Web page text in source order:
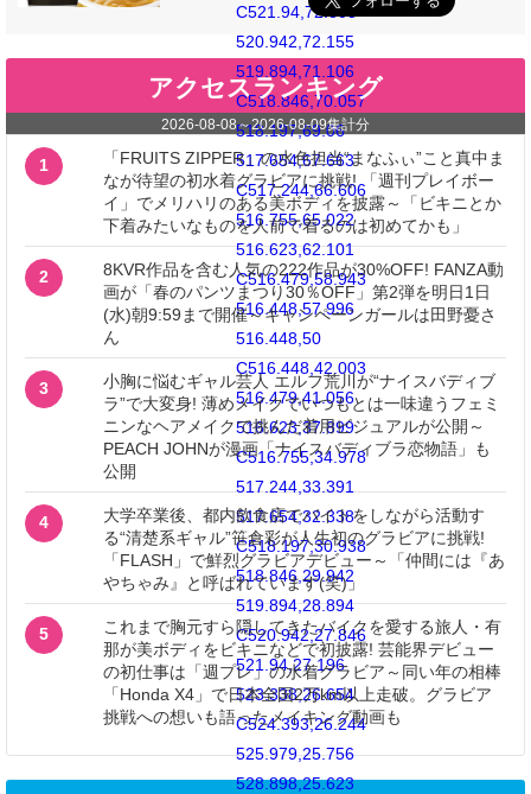
C521.94,72.803
520.942,72.155
519.894,71.106
C518.846,70.057
518.197,69.06
517.654,67.663
C517.244,66.606
516.755,65.022
516.623,62.101
C516.479,58.943
516.448,57.996
516.448,50
C516.448,42.003
516.479,41.056
516.623,37.899
C516.755,34.978
517.244,33.391
517.654,32.338
C518.197,30.938
518.846,29.942
519.894,28.894
C520.942,27.846
521.94,27.196
523.338,26.654
C524.393,26.244
525.979,25.756
528.898,25.623
アクセスランキング
2026-08-08～2026-08-09集計分
1
「FRUITS ZIPPER」の水色担当“まなふぃ”こと真中ま
なが待望の初水着グラビアに挑戦! 「週刊プレイボー
イ」でメリハリのある美ボディを披露～「ビキニとか
下着みたいなものを人前で着るのは初めてかも」
2
8KVR作品を含む人気の222作品が30%OFF! FANZA動
画が「春のパンツまつり30％OFF」第2弾を明日1日
(水)朝9:59まで開催～キャンペーンガールは田野憂さ
ん
3
小胸に悩むギャル芸人 エルフ荒川が“ナイスバディブ
ラ”で大変身! 薄めメイクでいつもとは一味違うフェミ
ニンなヘアメイクで挑んだ着用ビジュアルが公開～
PEACH JOHNが漫画「ナイスバディブラ恋物語」も
公開
4
大学卒業後、都内飲食店でバイトをしながら活動す
る“清楚系ギャル”笹倉彩が人生初のグラビアに挑戦!
「FLASH」で鮮烈グラビアデビュー～「仲間には『あ
やちゃみ』と呼ばれています(笑)」
5
これまで胸元すら隠してきたバイクを愛する旅人・有
那が美ボディをビキニなどで初披露! 芸能界デビュー
の初仕事は「週プレ」の水着グラビア～同い年の相棒
「Honda X4」で日本全国2万km以上走破。グラビア
挑戦への想いも語ったメイキング動画も